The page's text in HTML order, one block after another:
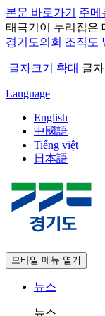
본문 바로가기
주메
태극기 이 누리집은
경기도의회 조직도
글자크기 확대 글자
Language
English
中國語
Tiếng việt
日本語
모바일 메뉴 열기
뉴스
뉴스